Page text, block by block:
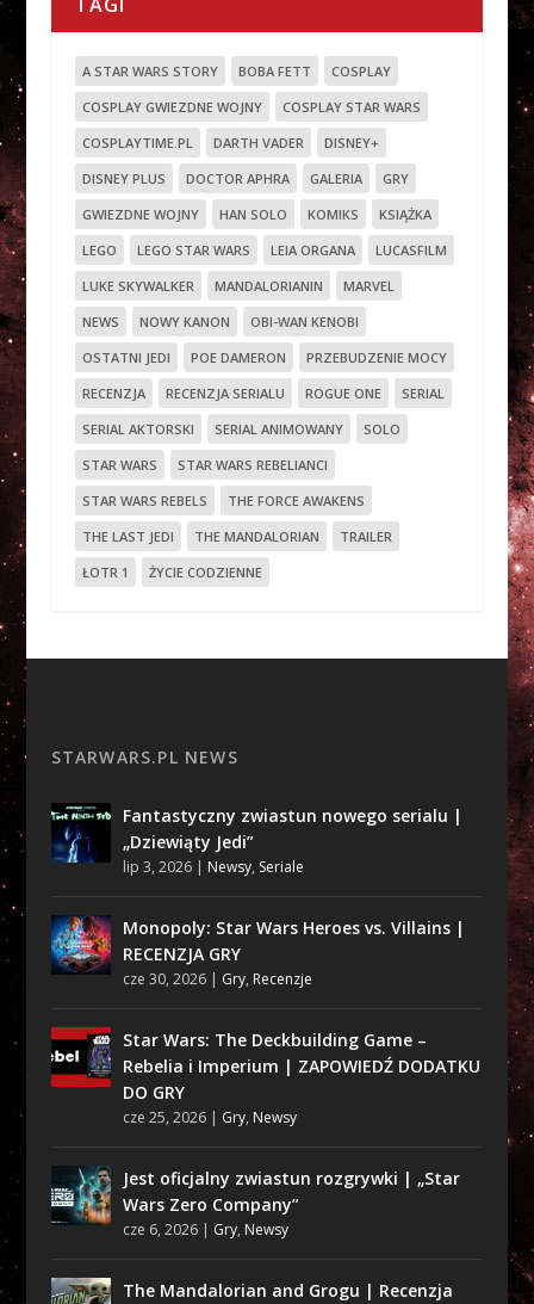
A STAR WARS STORY BOBA FETT
COSPLAY
COSPLAY GWIEZDNE WOJNY
COSPLAY STAR WARS
COSPLAYTIME.PL
DARTH VADER
DISNEY+
DISNEY PLUS
DOCTOR APHRA GALERIA
GRY
GWIEZDNE WOJNY
HAN SOLO KOMIKS
KSIĄŻKA
LEGO
LEGO STAR WARS LEIA ORGANA
LUCASFILM
LUKE SKYWALKER
MANDALORIANIN
MARVEL
NEWS
NOWY KANON
OBI-WAN KENOBI
OSTATNI JEDI
POE DAMERON
PRZEBUDZENIE MOCY
RECENZJA
RECENZJA SERIALU ROGUE ONE
SERIAL
SERIAL AKTORSKI
SERIAL ANIMOWANY
SOLO
STAR WARS
STAR WARS REBELIANCI
STAR WARS REBELS
THE FORCE AWAKENS
THE LAST JEDI
THE MANDALORIAN
TRAILER
ŁOTR 1
ŻYCIE CODZIENNE
STARWARS.PL NEWS
Fantastyczny zwiastun nowego serialu |
„Dziewiąty Jedi”
lip 3, 2026| Newsy, Seriale
Monopoly: Star Wars Heroes vs. Villains |
RECENZJA GRY
cze 30, 2026| Gry, Recenzje
Star Wars: The Deckbuilding Game –
Rebelia i Imperium | ZAPOWIEDŹ DODATKU
DO GRY
cze 25, 2026| Gry, Newsy
Jest oficjalny zwiastun rozgrywki | „Star
Wars Zero Company”
cze 6, 2026| Gry, Newsy
The Mandalorian and Grogu | Recenzja